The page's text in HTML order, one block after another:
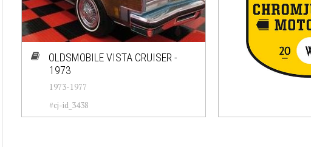
OLDSMOBILE VISTA CRUISER -
1973
1973-1977
#cj-id_3438